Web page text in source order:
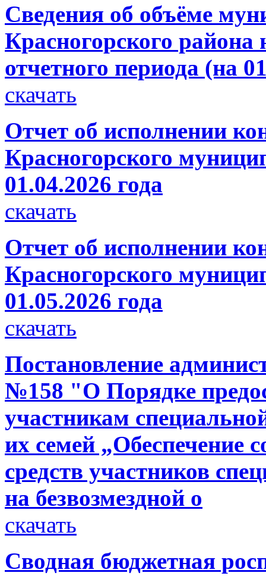
Сведения об объёме
Красногорского района
отчетного периода (на
скачать
Отчет об исполнении
Красногорского
01.04.2026 года
скачать
Отчет об исполнении
Красногорского
01.05.2026 года
скачать
Постановление
№158 "О Порядке
участникам
их семей „Обеспечение
средств участников
на безвозмездной о
скачать
Сводная бюджетная